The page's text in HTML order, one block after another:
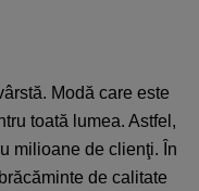
Modă care este
toată lumea. Astfel,
milioane de clienţi. În
de calitate